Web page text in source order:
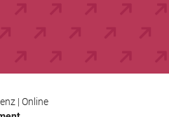
| Online